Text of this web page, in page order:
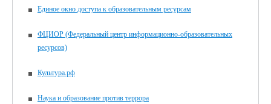
Единое окно доступа к образовательным ресурсам
ФЦИОР (Федеральный центр информационно-образовательных
ресурсов)
Культура.рф
Наука и образование против террора